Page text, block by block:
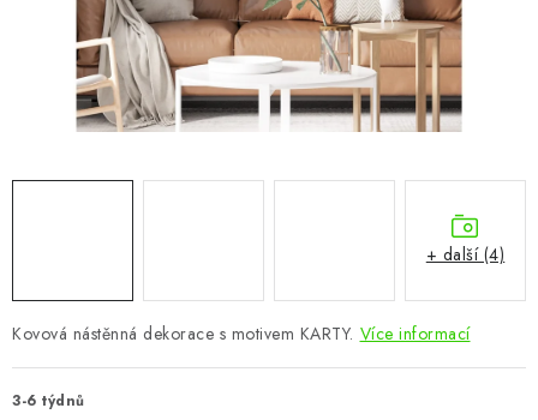
DOPLŇKY A DEKORACE
ZAHRADA
OSTATNÍ
VÝPRODEJ
Vše o nákupu Info
Reklamace a odstoupení od smlouvy
Kontakty
Kovová nástěnná dekorace s motivem KARTY. Více informací
3-6 týdnů
+ další (4)